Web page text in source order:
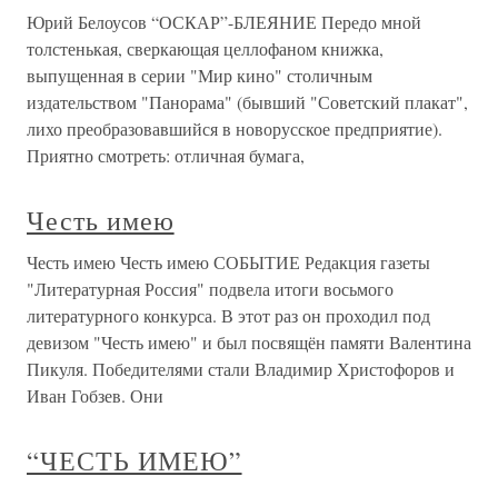
Юрий Белоусов “ОСКАР”-БЛЕЯНИЕ Передо мной
толстенькая, сверкающая целлофаном книжка,
выпущенная в серии "Мир кино" столичным
издательством "Панорама" (бывший "Советский плакат",
лихо преобразовавшийся в новорусское предприятие).
Приятно смотреть: отличная бумага,
Честь имею
Честь имею Честь имею СОБЫТИЕ Редакция газеты
"Литературная Россия" подвела итоги восьмого
литературного конкурса. В этот раз он проходил под
девизом "Честь имею" и был посвящён памяти Валентина
Пикуля. Победителями стали Владимир Христофоров и
Иван Гобзев. Они
“ЧЕСТЬ ИМЕЮ”